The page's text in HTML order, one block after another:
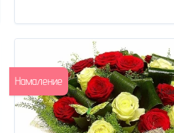
Намаление